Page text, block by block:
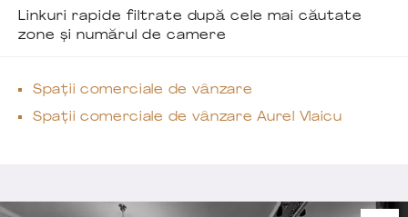
Linkuri rapide filtrate după cele mai căutate
zone și numărul de camere
Spații comerciale de vânzare
Spații comerciale de vânzare Aurel Vlaicu